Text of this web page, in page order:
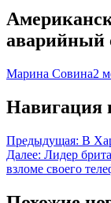
аварийный
Марина Совина2
Навигация
Предыдущая: В
Далее: Лидер
взломе своего